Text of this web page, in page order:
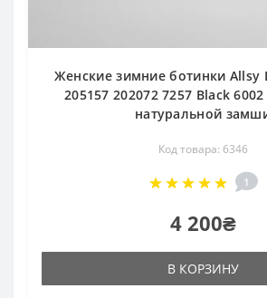
Женские зимние ботинки Allsy
205157 202072 7257 Black
натуральной
Код товара: 6346
1
4 200₴
В КОРЗИНУ